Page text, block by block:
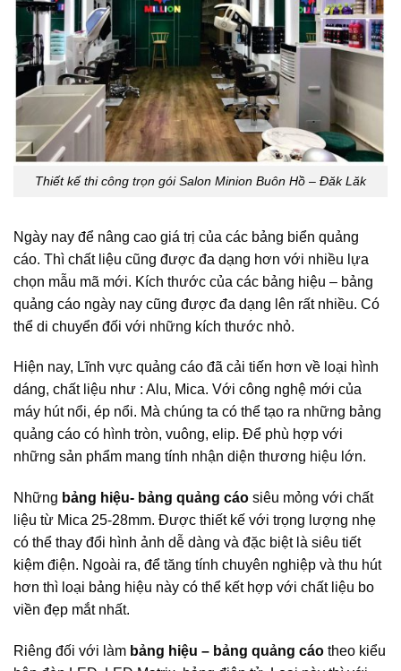
Thiết kế thi công trọn gói Salon Minion Buôn Hồ – Đăk Lăk
Ngày nay để nâng cao giá trị của các bảng biển quảng
cáo. Thì chất liệu cũng được đa dạng hơn với nhiều lựa
chọn mẫu mã mới. Kích thước của các bảng hiệu – bảng
quảng cáo ngày nay cũng được đa dạng lên rất nhiều. Có
thể di chuyển đối với những kích thước nhỏ.
Hiện nay, Lĩnh vực quảng cáo đã cải tiến hơn về loại hình
dáng, chất liệu như : Alu, Mica. Với công nghệ mới của
máy hút nổi, ép nổi. Mà chúng ta có thể tạo ra những bảng
quảng cáo có hình tròn, vuông, elip. Để phù hợp với
những sản phẩm mang tính nhận diện thương hiệu lớn.
Những bảng hiệu- bảng quảng cáo siêu mỏng với chất
liệu từ Mica 25-28mm. Được thiết kế với trọng lượng nhẹ
có thể thay đổi hình ảnh dễ dàng và đặc biệt là siêu tiết
kiệm điện. Ngoài ra, để tăng tính chuyên nghiệp và thu hút
hơn thì loại bảng hiệu này có thể kết hợp với chất liệu bo
viền đẹp mắt nhất.
Riêng đối với làm bảng hiệu – bảng quảng cáo theo kiểu